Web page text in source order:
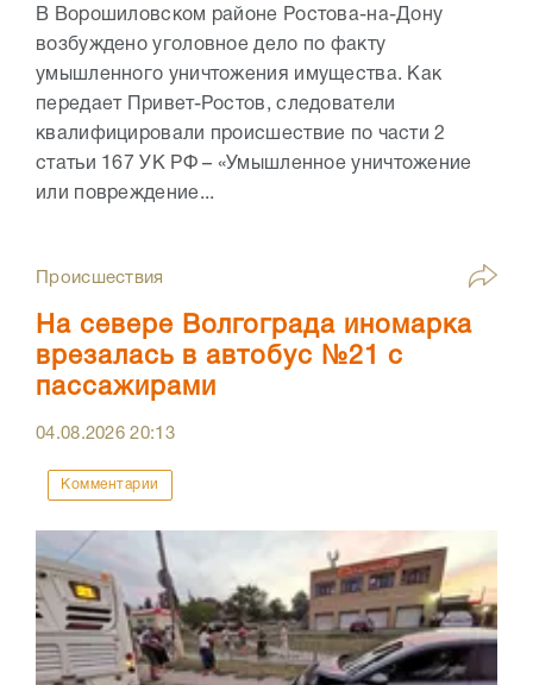
В Ворошиловском районе Ростова-на-Дону
возбуждено уголовное дело по факту
умышленного уничтожения имущества. Как
передает Привет-Ростов, следователи
квалифицировали происшествие по части 2
статьи 167 УК РФ – «Умышленное уничтожение
или повреждение...
Происшествия
На севере Волгограда иномарка
врезалась в автобус №21 с
пассажирами
04.08.202620:13
Комментарии